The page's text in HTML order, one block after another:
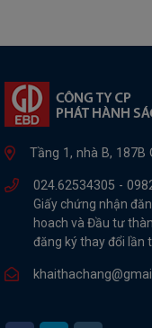
Tầng 1, nhà B, 187B
024.62534305 -
Giấy chứng nhận
hoach và Đầu tư
đăng ký thay đổi lần